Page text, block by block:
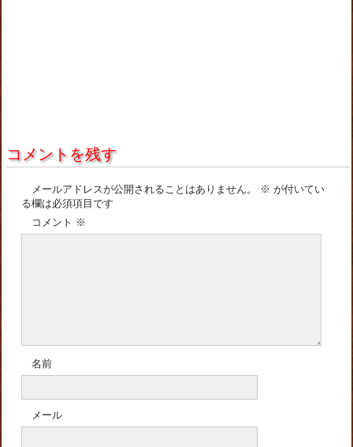
コメントを残す
メールアドレスが公開されることはありません。 ※ が付いてい
る欄は必須項目です
コメント ※
名前
メール